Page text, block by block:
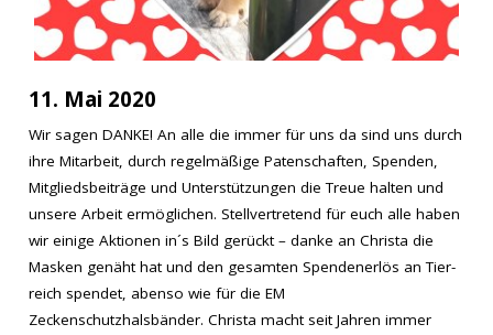
11. Mai 2020
Wir sagen DANKE! An alle die immer für uns da sind uns durch
ihre Mitarbeit, durch regelmäßige Patenschaften, Spenden,
Mitgliedsbeiträge und Unterstützungen die Treue halten und
unsere Arbeit ermöglichen. Stellvertretend für euch alle haben
wir einige Aktionen in´s Bild gerückt – danke an Christa die
Masken genäht hat und den gesamten Spendenerlös an Tier-
reich spendet, abenso wie für die EM
Zeckenschutzhalsbänder. Christa macht seit Jahren immer